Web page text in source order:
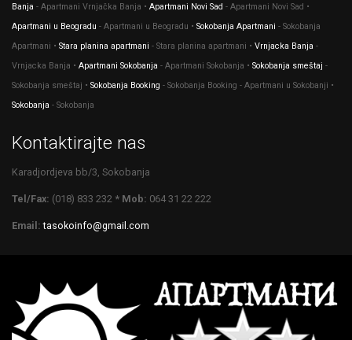
Banja - Apartmani Vrnjačka Banja • Apartmani Novi Sad - Apartmani Novi Sad •
Apartmani u Beogradu - Apartmani u Beogradu • Sokobanja Apartmani - Sokobanja
Apartmani • Stara planina apartmani - Stara planina apartmani • Vrnjacka Banja -
Vrnjacka Banja • Apartmani Sokobanja - Apartmani Sokobanja • Sokobanja smeštaj -
Sokobanja smeštaj • Sokobanja Booking - Sokobanja Booking - Apartmani u Sokobanji •
Sokobanja - Sokobanja
Kontaktirajte nas
Karadjordjeva bb/3, Sokobanja
Tel/Fax: (018) 833 232 * Mob: 064 31 22 222
Email: tasokoinfo@gmail.com